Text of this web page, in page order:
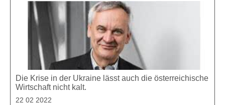
Die Krise in der Ukraine lässt auch die österreichische
Wirtschaft nicht kalt.
22 02 2022